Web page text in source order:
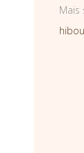
Mais